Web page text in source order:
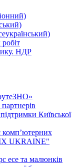
НДР
Київської
комп’ютерних
UKRAINE"
есе та малюнків